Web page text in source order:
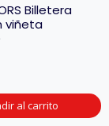
Billetera
viñeta
al carrito